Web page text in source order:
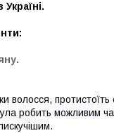
волосся,
робить можливим